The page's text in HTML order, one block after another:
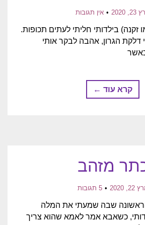
2020 אין תגובות
זקנה) בילדותי חליתי לעתים תכופות.
דלקת הגרון, אהבה לבקר אותי
קרא עוד ←
מזהב
22, 2020 5 תגובות
שבה שמעתי את המלה
כשאבא אמר לאמא שהוא צריך